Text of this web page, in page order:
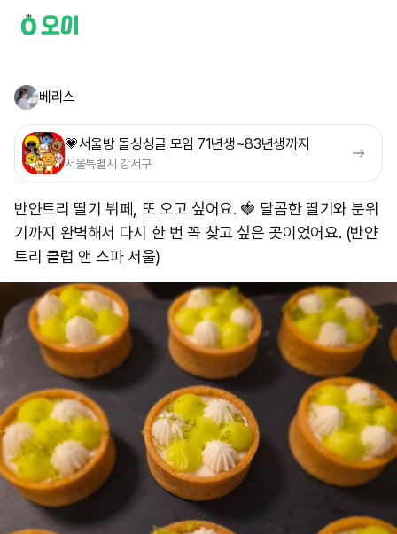
베리스
💗서울방 돌싱싱글 모임 71년생~83년생까지
서울특별시 강서구
반얀트리 딸기 뷔페, 또 오고 싶어요. 🍓 달콤한 딸기와 분위
기까지 완벽해서 다시 한 번 꼭 찾고 싶은 곳이었어요. (반얀
트리 클럽 앤 스파 서울)